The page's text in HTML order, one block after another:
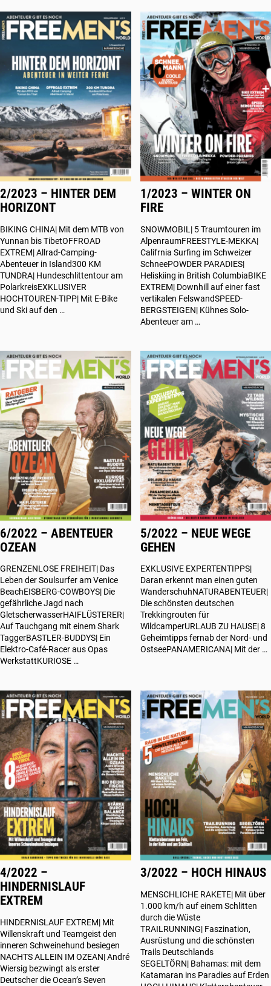
2/2023 – HINTER DEM
HORIZONT
BIKING CHINA| Mit dem MTB von
Yunnan bis TibetOFFROAD
EXTREM| Allrad-Camping-
Abenteuer in Island300 KM
TUNDRA| Hundeschlittentour am
PolarkreisEXKLUSIVER
HOCHTOUREN-TIPP| Mit E-Bike
und Ski auf den …
1/2023 – WINTER ON
FIRE
SNOWMOBIL| 5 Traumtouren im
AlpenraumFREESTYLE-MEKKA|
Califrnia Surfing im Schweizer
SchneePOWDER PARADIES|
Heliskiing in British ColumbiaBIKE
EXTREM| Downhill auf einer fast
vertikalen FelswandSPEED-
BERGSTEIGEN| Kühnes Solo-
Abenteuer am …
6/2022 – ABENTEUER
OZEAN
GRENZENLOSE FREIHEIT| Das
Leben der Soulsurfer am Venice
BeachEISBERG-COWBOYS| Die
gefährliche Jagd nach
GletscherwasserHAIFLÜSTERER|
Auf Tauchgang mit einem Shark
TaggerBASTLER-BUDDYS| Ein
Elektro-Café-Racer aus Opas
WerkstattKURIOSE …
5/2022 – NEUE WEGE
GEHEN
EXKLUSIVE EXPERTENTIPPS|
Daran erkennt man einen guten
WanderschuhNATURABENTEUER|
Die schönsten deutschen
Trekkingrouten für
WildcamperURLAUB ZU HAUSE| 8
Geheimtipps fernab der Nord- und
OstseePANAMERICANA| Mit der …
4/2022 –
HINDERNISLAUF
EXTREM
HINDERNISLAUF EXTREM| Mit
Willenskraft und Teamgeist den
inneren Schweinehund besiegen
NACHTS ALLEIN IM OZEAN| André
Wiersig bezwingt als erster
Deutscher die Ocean’s Seven
3/2022 – HOCH HINAUS
MENSCHLICHE RAKETE| Mit über
1.000 km/h auf einem Schlitten
durch die Wüste
TRAILRUNNING| Faszination,
Ausrüstung und die schönsten
Trails Deutschlands
SEGELTÖRN| Bahamas: mit dem
Katamaran ins Paradies auf Erden